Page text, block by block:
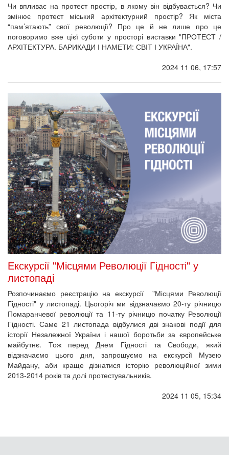
Чи впливає на протест простір, в якому він відбувається? Чи
змінює протест міський архітектурний простір? Як міста
“пам’ятають” свої революції? Про це й не лише про це
поговоримо вже цієї суботи у просторі виставки "ПРОТЕСТ /
АРХІТЕКТУРА. БАРИКАДИ І НАМЕТИ: СВІТ І УКРАЇНА".
2024 11 06, 17:57
Екскурсії "Місцями Революції Гідності" у
листопаді
Розпочинаємо реєстрацію на екскурсії "Місцями Революції
Гідності" у листопаді. Цьогоріч ми відзначаємо 20-ту річницю
Помаранчевої революції та 11-ту річницю початку Революції
Гідності. Саме 21 листопада відбулися дві знакові події для
історії Незалежної України і нашої боротьби за європейське
майбутнє. Тож перед Днем Гідності та Свободи, який
відзначаємо цього дня, запрошуємо на екскурсії Музею
Майдану, аби краще дізнатися історію революційної зими
2013-2014 років та долі протестувальників.
2024 11 05, 15:34